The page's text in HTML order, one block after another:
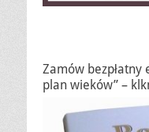
Zamów bezpłatny
plan wieków” –